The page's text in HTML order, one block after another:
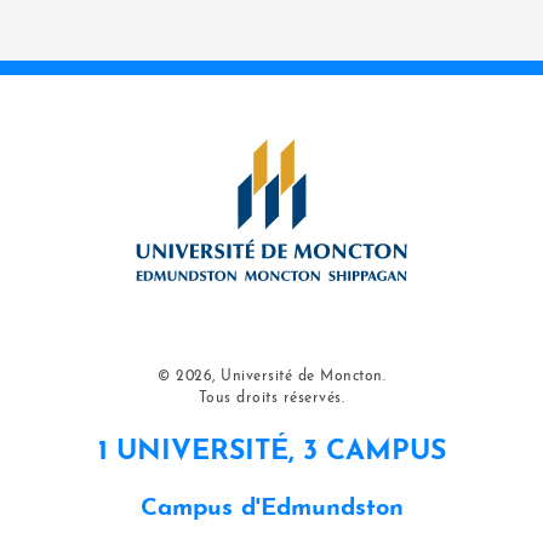
© 2026, Université de Moncton.
Tous droits réservés.
1 UNIVERSITÉ, 3 CAMPUS
Campus d'Edmundston